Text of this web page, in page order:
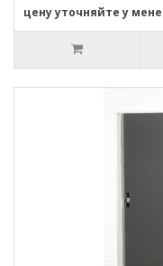
цену уточняйте у